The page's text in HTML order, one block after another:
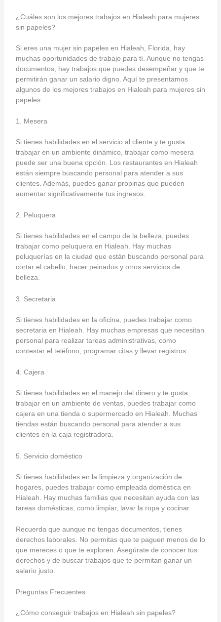
¿Cuáles son los mejores trabajos en Hialeah para mujeres
sin papeles?
Si eres una mujer sin papeles en Hialeah, Florida, hay
muchas oportunidades de trabajo para tí. Aunque no tengas
documentos, hay trabajos que puedes desempeñar y que te
permitirán ganar un salario digno. Aquí te presentamos
algunos de los mejores trabajos en Hialeah para mujeres sin
papeles:
1. Mesera
Si tienes habilidades en el servicio al cliente y te gusta
trabajar en un ambiente dinámico, trabajar como mesera
puede ser una buena opción. Los restaurantes en Hialeah
están siempre buscando personal para atender a sus
clientes. Además, puedes ganar propinas que pueden
aumentar significativamente tus ingresos.
2. Peluquera
Si tienes habilidades en el campo de la belleza, puedes
trabajar como peluquera en Hialeah. Hay muchas
peluquerías en la ciudad que están buscando personal para
cortar el cabello, hacer peinados y otros servicios de
belleza.
3. Secretaria
Si tienes habilidades en la oficina, puedes trabajar como
secretaria en Hialeah. Hay muchas empresas que necesitan
personal para realizar tareas administrativas, como
contestar el teléfono, programar citas y llevar registros.
4. Cajera
Si tienes habilidades en el manejo del dinero y te gusta
trabajar en un ambiente de ventas, puedes trabajar como
cajera en una tienda o supermercado en Hialeah. Muchas
tiendas están buscando personal para atender a sus
clientes en la caja registradora.
5. Servicio doméstico
Si tienes habilidades en la limpieza y organización de
hogares, puedes trabajar como empleada doméstica en
Hialeah. Hay muchas familias que necesitan ayuda con las
tareas domésticas, como limpiar, lavar la ropa y cocinar.
Recuerda que aunque no tengas documentos, tienes
derechos laborales. No permitas que te paguen menos de lo
que mereces o que te exploren. Asegúrate de conocer tus
derechos y de buscar trabajos que te permitan ganar un
salario justo.
Preguntas Frecuentes
¿Cómo conseguir trabajos en Hialeah sin papeles?